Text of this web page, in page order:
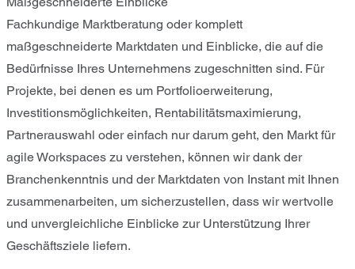
Fachkundige Marktberatung oder komplett
maßgeschneiderte Marktdaten und Einblicke, die auf die
Bedürfnisse Ihres Unternehmens zugeschnitten sind. Für
Projekte, bei denen es um Portfolioerweiterung,
Investitionsmöglichkeiten, Rentabilitätsmaximierung,
Partnerauswahl oder einfach nur darum geht, den Markt für
agile Workspaces zu verstehen, können wir dank der
Branchenkenntnis und der Marktdaten von Instant mit Ihnen
zusammenarbeiten, um sicherzustellen, dass wir wertvolle
und unvergleichliche Einblicke zur Unterstützung Ihrer
Geschäftsziele liefern.